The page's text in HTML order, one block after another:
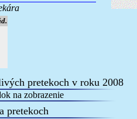
pretekoch v roku 2008
na zobrazenie
pretekoch